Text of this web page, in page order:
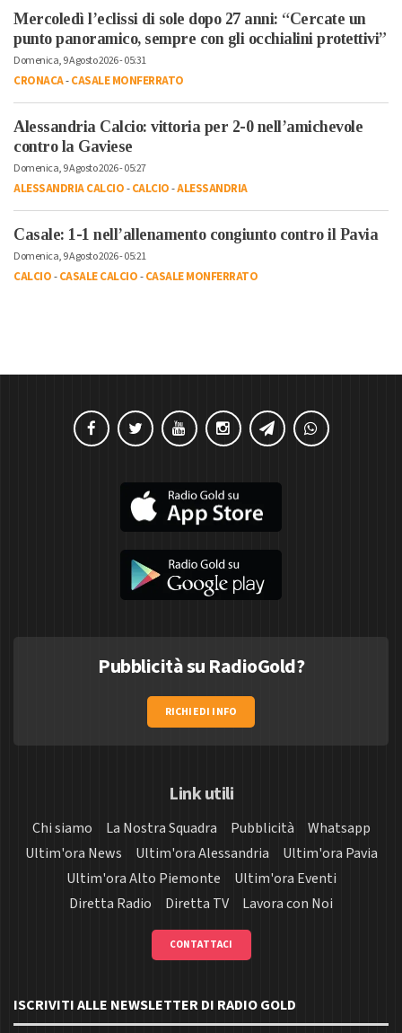
Mercoledì l’eclissi di sole dopo 27 anni: “Cercate un
punto panoramico, sempre con gli occhialini protettivi”
Domenica, 9 Agosto 2026 - 05:31
CRONACA-CASALE MONFERRATO
Alessandria Calcio: vittoria per 2-0 nell’amichevole
contro la Gaviese
Domenica, 9 Agosto 2026 - 05:27
ALESSANDRIA CALCIO-CALCIO-ALESSANDRIA
Casale: 1-1 nell’allenamento congiunto contro il Pavia
Domenica, 9 Agosto 2026 - 05:21
CALCIO-CASALE CALCIO-CASALE MONFERRATO
Pubblicità su RadioGold?
RICHIEDI INFO
Link utili
Chi siamo La Nostra Squadra Pubblicità
Whatsapp
Ultim'ora News
Ultim'ora Alessandria
Ultim'ora Pavia
Ultim'ora Alto Piemonte
Ultim'ora Eventi
Diretta Radio
Diretta TV Lavora con Noi
CONTATTACI
ISCRIVITI ALLE NEWSLETTER DI RADIO GOLD